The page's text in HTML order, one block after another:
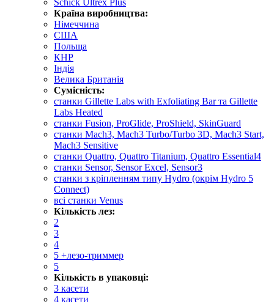
Schick Ultrex Plus
Країна виробництва:
Німеччина
США
Польща
КНР
Індія
Велика Британія
Сумісність:
cтанки Gillette Labs with Exfoliating Bar та Gillette
Labs Heated
станки Fusion, ProGlide, ProShield, SkinGuard
станки Mach3, Mach3 Turbo/Turbo 3D, Mach3 Start,
Mach3 Sensitive
станки Quattro, Quattro Titanium, Quattro Essential4
станки Sensor, Sensor Excel, Sensor3
станки з кріпленням типу Hydro (окрім Hydro 5
Connect)
всі станки Venus
Кількість лез:
2
3
4
5 +лезо-триммер
5
Кількість в упаковці:
3 касети
4 касети